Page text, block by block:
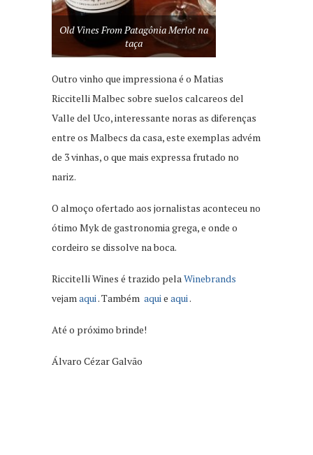
Old Vines From Patagônia Merlot na
taça
Outro vinho que impressiona é o Matias
Riccitelli Malbec sobre suelos calcareos del
Valle del Uco, interessante noras as diferenças
entre os Malbecs da casa, este exemplas advém
de 3 vinhas, o que mais expressa frutado no
nariz.
O almoço ofertado aos jornalistas aconteceu no
ótimo Myk de gastronomia grega, e onde o
cordeiro se dissolve na boca.
Riccitelli Wines é trazido pela Winebrands
vejam aqui . Também aqui e aqui .
Até o próximo brinde!
Álvaro Cézar Galvão